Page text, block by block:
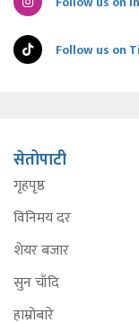
Follow us on
सेतोपाटी
गृहपृष्ठ
विनिमय दर
शेयर बजार
सुन चाँदि
हाम्रोबारे